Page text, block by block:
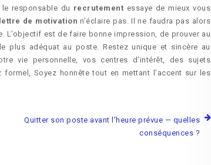
responsable du recrutement essaye de mieux vous
lettre de motivation n’éclaire pas. Il ne faudra pas alors
L’objectif est de faire bonne impression, de prouver au
plus adéquat au poste. Restez unique et sincère au
vie personnelle, vos centres d’intérêt, des sujets
Soyez honnête tout en mettant l’accent sur les
Quitter son poste avant l’heure prévue — quelles
conséquences ?